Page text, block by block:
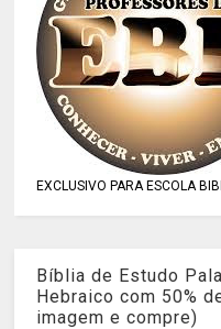
EXCLUSIVO PARA ESCOLA
Bíblia de Estudo
Hebraico com 50%
imagem e compre)